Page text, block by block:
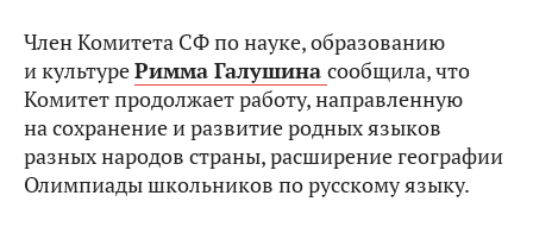
Член Комитета СФ по науке, образованию
и культуреРимма Галушина сообщила, что
Комитет продолжает работу, направленную
на сохранение и развитие родных языков
разных народов страны, расширение географии
Олимпиады школьников по русскому языку.